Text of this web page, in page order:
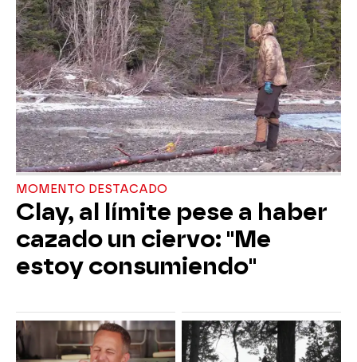
MOMENTO DESTACADO
Clay, al límite pese a haber
cazado un ciervo: "Me
estoy consumiendo"